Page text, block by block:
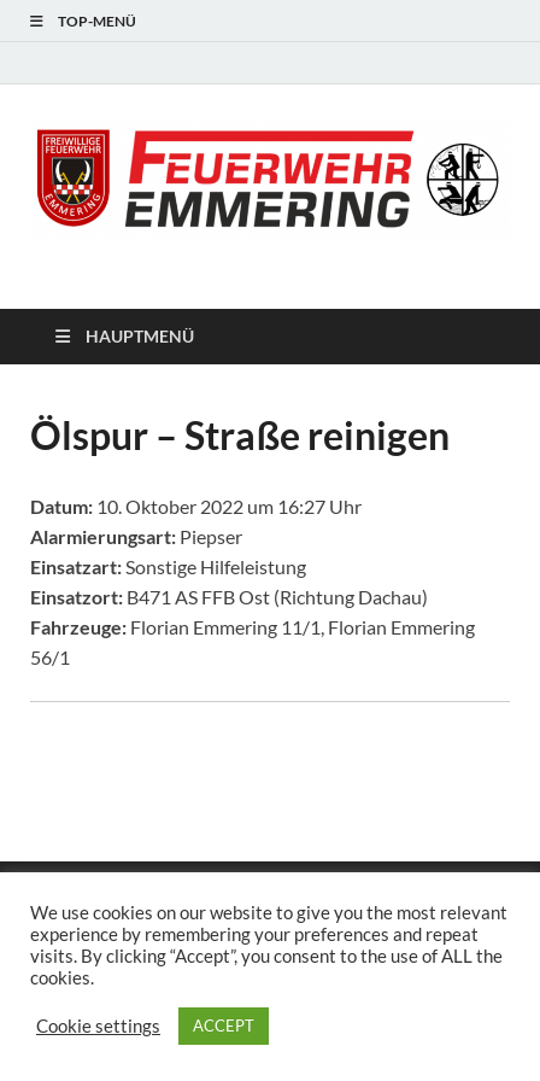
TOP-MENÜ
HAUPTMENÜ
Ölspur – Straße reinigen
Datum: 10. Oktober 2022 um 16:27 Uhr
Alarmierungsart: Piepser
Einsatzart: Sonstige Hilfeleistung
Einsatzort: B471 AS FFB Ost (Richtung Dachau)
Fahrzeuge: Florian Emmering 11/1, Florian Emmering
56/1
Stolz präsentiertWordPressundHitMag.
We use cookies on our website to give you the most relevant
experience by remembering your preferences and repeat
visits. By clicking “Accept”, you consent to the use of ALL the
cookies.
Cookie settings ACCEPT